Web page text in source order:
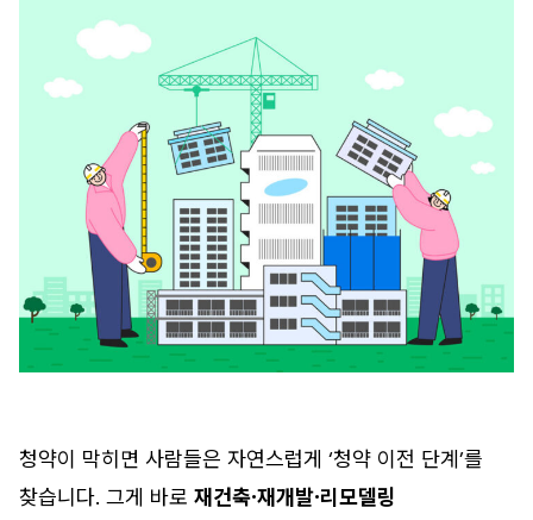
청약이 막히면 사람들은 자연스럽게 ‘청약 이전 단계’를
찾습니다. 그게 바로 재건축·재개발·리모델링